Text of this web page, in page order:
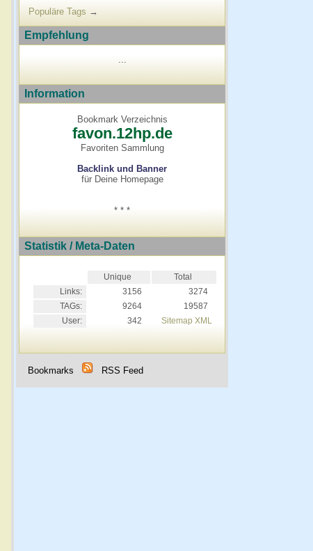
Populäre Tags →
Empfehlung
Information
Bookmark Verzeichnis
favon.12hp.de
Favoriten Sammlung
Backlink und Banner
für Deine Homepage
* * *
Statistik / Meta-Daten
Unique
Total
Links:
3156
3274
TAGs:
9264
19587
User:
342 Sitemap XML
Bookmarks RSS Feed